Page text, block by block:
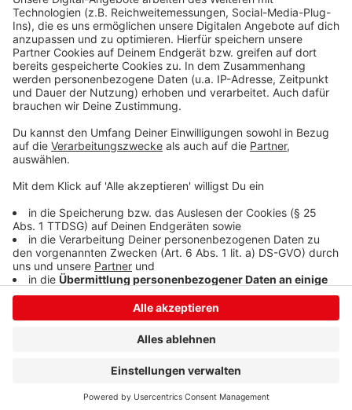
bitte nicht erschrecken, wenn dabei das Telefon
klingelt. Es muss ja nicht unbedingt Elvis Eifel dran
sein.
Anzeige
Anzeige
Anzeige